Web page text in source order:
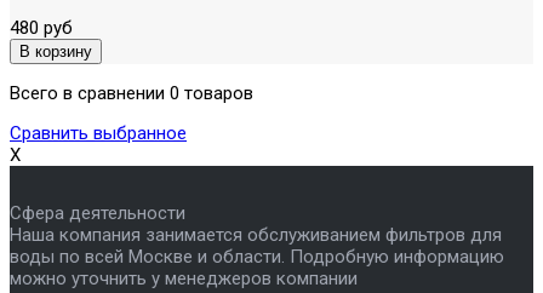
480 руб
Всего в сравнении 0 товаров
Сравнить выбранное
X
Сфера деятельности
Наша компания занимается обслуживанием фильтров для
воды по всей Москве и области. Подробную информацию
можно уточнить у менеджеров компании